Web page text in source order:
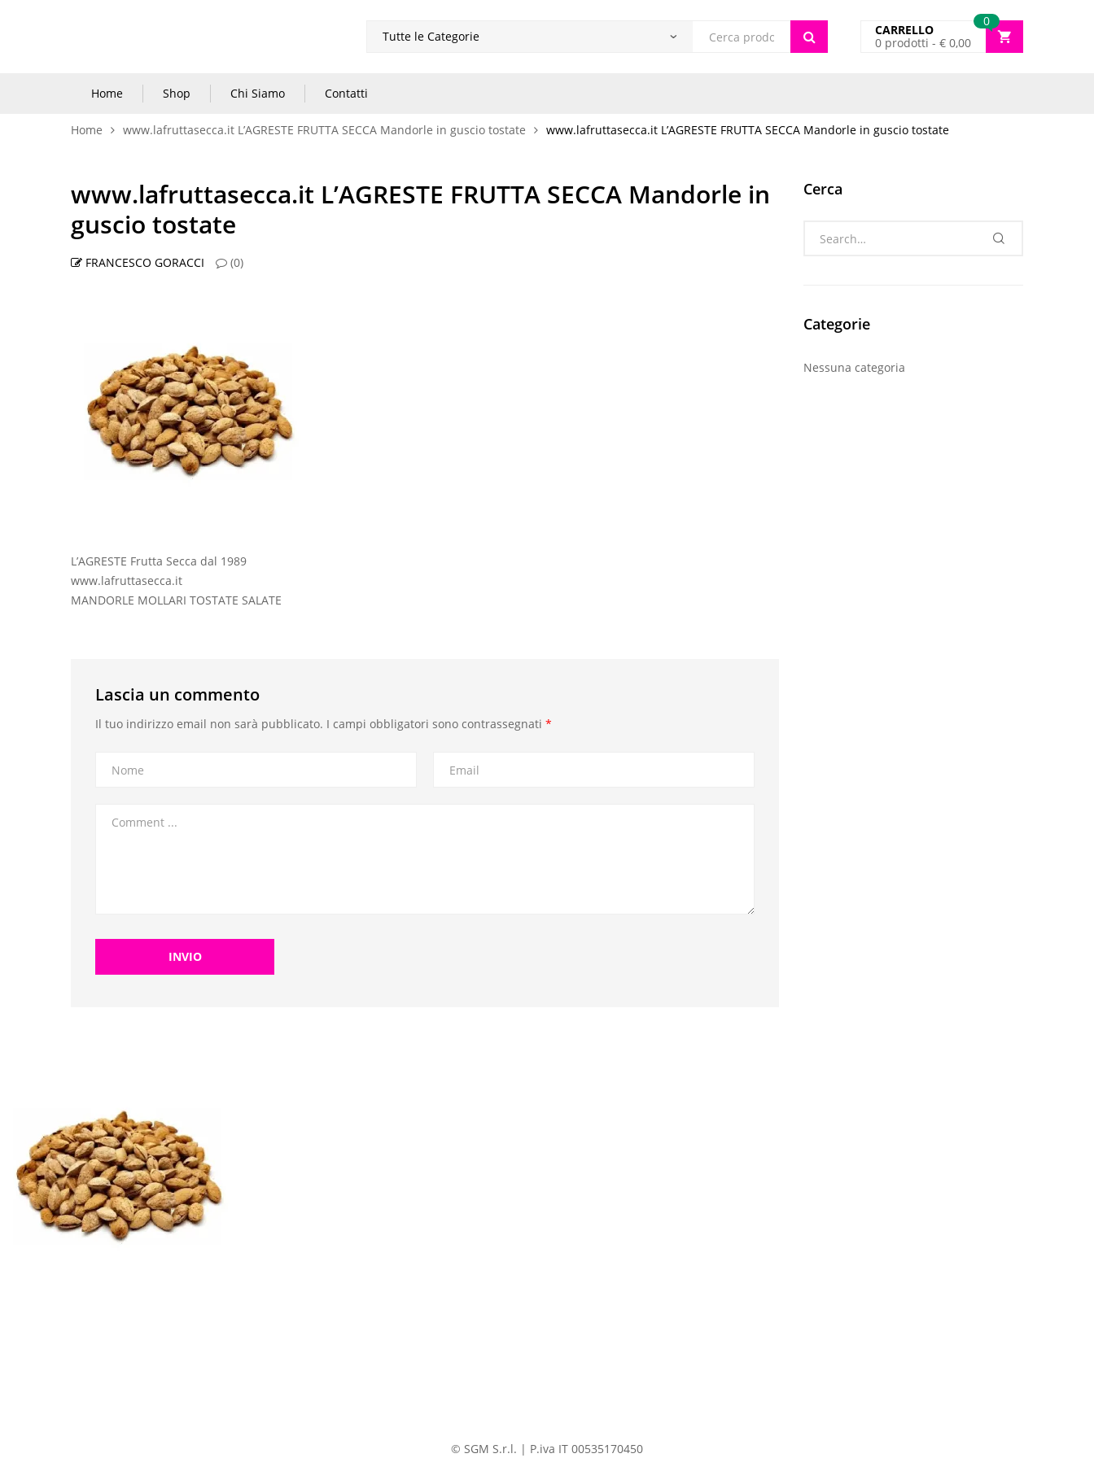
Products
0
CARRELLO
0 prodotti - € 0,00
Home Shop Chi Siamo Contatti
Home www.lafruttasecca.it L’AGRESTE FRUTTA SECCA Mandorle in guscio tostate www.lafruttasecca.it L’AGRESTE FRUTTA SECCA Mandorle in guscio tostate
www.lafruttasecca.it L’AGRESTE FRUTTA SECCA Mandorle in
guscio tostate
FRANCESCO GORACCI (0)
L’AGRESTE Frutta Secca dal 1989
www.lafruttasecca.it
MANDORLE MOLLARI TOSTATE SALATE
Lascia un commento
Il tuo indirizzo email non sarà pubblicato. I campi obbligatori sono contrassegnati *
Cerca
Categorie
Nessuna categoria
© SGM S.r.l. | P.iva IT 00535170450